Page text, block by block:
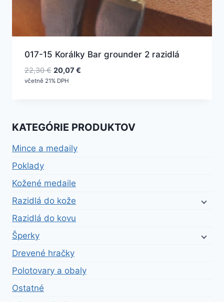
017-15 Korálky Bar grounder 2 razidlá
22,30€ Pôvodná
cena
20,07 €Aktuálna
včetně 21% DPH
KATEGÓRIE PRODUKTOV
Mince a medaily
Poklady
Kožené medaile
Razidlá do kože
Razidlá do kovu
Šperky
Drevené hračky
Polotovary a obaly
Ostatné